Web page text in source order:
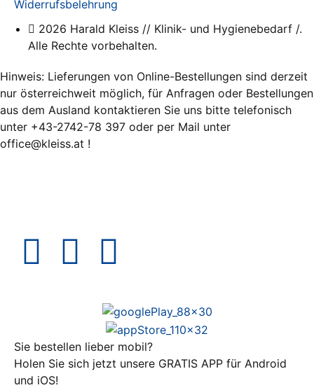
2026 Harald Kleiss // Klinik- und Hygienebedarf /.
Alle Rechte vorbehalten.
Hinweis: Lieferungen von Online-Bestellungen sind derzeit
nur österreichweit möglich, für Anfragen oder Bestellungen
aus dem Ausland kontaktieren Sie uns bitte telefonisch
unter +43-2742-78 397 oder per Mail unter
office@kleiss.at !
Widerrufsbelehrung
Sie bestellen lieber mobil?
Holen Sie sich jetzt unsere GRATIS APP für Android
und iOS!